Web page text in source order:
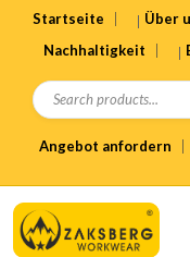
Startseite Über
Nachhaltigkeit
Angebot anfordern